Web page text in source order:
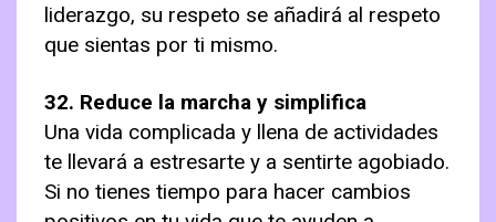
liderazgo, su respeto se añadirá al respeto
que sientas por ti mismo.
32. Reduce la marcha y simplifica
Una vida complicada y llena de actividades
te llevará a estresarte y a sentirte agobiado.
Si no tienes tiempo para hacer cambios